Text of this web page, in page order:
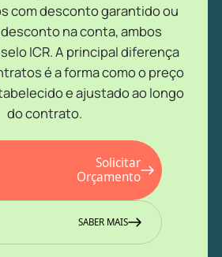
com desconto garantido ou
na conta, ambos
ICR. A principal diferença
é a forma como o preço
e ajustado ao longo
do contrato.
Solicitar
Orçamento
SABER MAIS